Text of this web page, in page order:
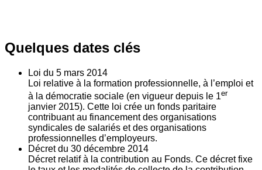
Quelques dates clés
Loi du 5 mars 2014
Loi relative à la formation professionnelle, à l’emploi et
à la démocratie sociale (en vigueur depuis le 1er
janvier 2015). Cette loi crée un fonds paritaire
contribuant au financement des organisations
syndicales de salariés et des organisations
professionnelles d’employeurs.
Décret du 30 décembre 2014
Décret relatif à la contribution au Fonds. Ce décret fixe